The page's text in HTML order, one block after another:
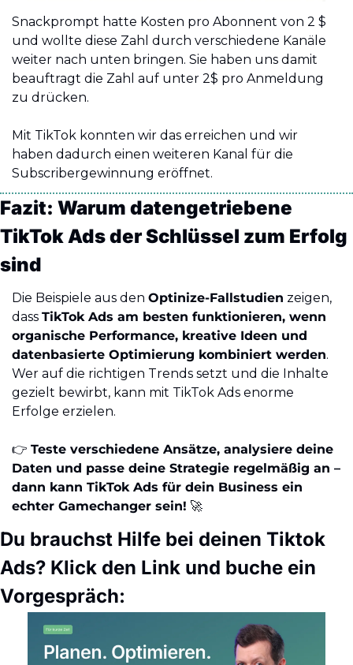
Snackprompt hatte Kosten pro Abonnent von 2 $
und wollte diese Zahl durch verschiedene Kanäle
weiter nach unten bringen. Sie haben uns damit
beauftragt die Zahl auf unter 2$ pro Anmeldung
zu drücken.
Mit TikTok konnten wir das erreichen und wir
haben dadurch einen weiteren Kanal für die
Subscribergewinnung eröffnet.
Fazit: Warum datengetriebene
TikTok Ads der Schlüssel zum Erfolg
sind
Die Beispiele aus den Optinize-Fallstudien zeigen,
dass TikTok Ads am besten funktionieren, wenn
organische Performance, kreative Ideen und
datenbasierte Optimierung kombiniert werden.
Wer auf die richtigen Trends setzt und die Inhalte
gezielt bewirbt, kann mit TikTok Ads enorme
Erfolge erzielen.
👉 Teste verschiedene Ansätze, analysiere deine
Daten und passe deine Strategie regelmäßig an –
dann kann TikTok Ads für dein Business ein
echter Gamechanger sein! 🚀
Du brauchst Hilfe bei deinen Tiktok
Ads? Klick den Link und buche ein
Vorgespräch: